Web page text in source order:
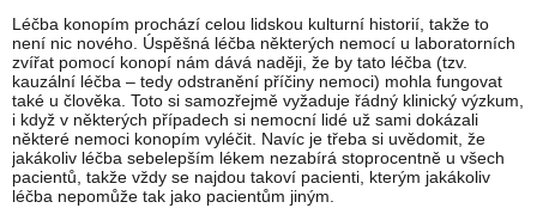
Léčba konopím prochází celou lidskou kulturní historií, takže to
není nic nového. Úspěšná léčba některých nemocí u laboratorních
zvířat pomocí konopí nám dává naději, že by tato léčba (tzv.
kauzální léčba – tedy odstranění příčiny nemoci) mohla fungovat
také u člověka. Toto si samozřejmě vyžaduje řádný klinický výzkum,
i když v některých případech si nemocní lidé už sami dokázali
některé nemoci konopím vyléčit. Navíc je třeba si uvědomit, že
jakákoliv léčba sebelepším lékem nezabírá stoprocentně u všech
pacientů, takže vždy se najdou takoví pacienti, kterým jakákoliv
léčba nepomůže tak jako pacientům jiným.